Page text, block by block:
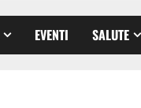
EVENTI SALUTE